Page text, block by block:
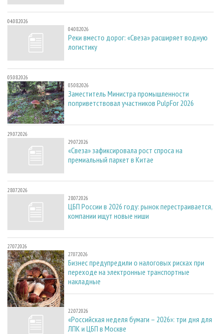
04.08.2026
04.08.2026
Реки вместо дорог: «Свеза» расширяет водную
логистику
03.08.2026
03.08.2026
Заместитель Министра промышленности
поприветствовал участников PulpFor 2026
29.07.2026
29.07.2026
«Свеза» зафиксировала рост спроса на
премиальный паркет в Китае
28.07.2026
28.07.2026
ЦБП России в 2026 году: рынок перестраивается,
компании ищут новые ниши
27.07.2026
27.07.2026
Бизнес предупредили о налоговых рисках при
переходе на электронные транспортные
накладные
22.07.2026
22.07.2026
«Российская неделя бумаги – 2026»: три дня для
ЛПК и ЦБП в Москве